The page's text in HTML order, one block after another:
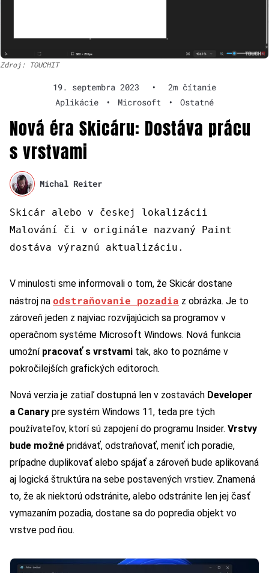
Zdroj: TOUCHIT
19. septembra 2023 •
2m čítanie
Aplikácie
• Microsoft • Ostatné
Nová éra Skicáru: Dostáva prácu
s vrstvami
Michal Reiter
Skicár alebo v českej lokalizácii
Malování či v originále nazvaný Paint
dostáva výraznú aktualizáciu.
V minulosti sme informovali o tom, že Skicár dostane
nástroj na odstraňovanie pozadia z obrázka. Je to
zároveň jeden z najviac rozvíjajúcich sa programov v
operačnom systéme Microsoft Windows. Nová funkcia
umožní pracovať s vrstvami tak, ako to poznáme v
pokročilejších grafických editoroch.
Nová verzia je zatiaľ dostupná len v zostavách Developer
a Canary pre systém Windows 11, teda pre tých
používateľov, ktorí sú zapojení do programu Insider. Vrstvy
bude možné pridávať, odstraňovať, meniť ich poradie,
prípadne duplikovať alebo spájať a zároveň bude aplikovaná
aj logická štruktúra na sebe postavených vrstiev. Znamená
to, že ak niektorú odstránite, alebo odstránite len jej časť
vymazaním pozadia, dostane sa do popredia objekt vo
vrstve pod ňou.